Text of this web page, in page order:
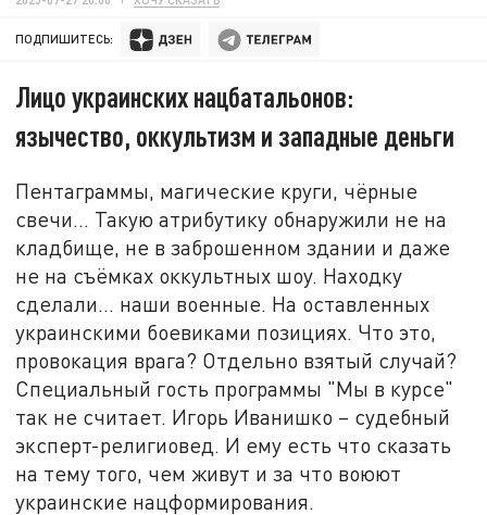
ПОДПИШИТЕСЬ:
Лицо украинских нацбатальонов:
язычество, оккультизм и западные деньги
Пентаграммы, магические круги, чёрные
свечи... Такую атрибутику обнаружили не на
кладбище, не в заброшенном здании и даже
не на съёмках оккультных шоу. Находку
сделали... наши военные. На оставленных
украинскими боевиками позициях. Что это,
провокация врага? Отдельно взятый случай?
Специальный гость программы "Мы в курсе"
так не считает. Игорь Иванишко – судебный
эксперт-религиовед. И ему есть что сказать
на тему того, чем живут и за что воюют
украинские нацформирования.